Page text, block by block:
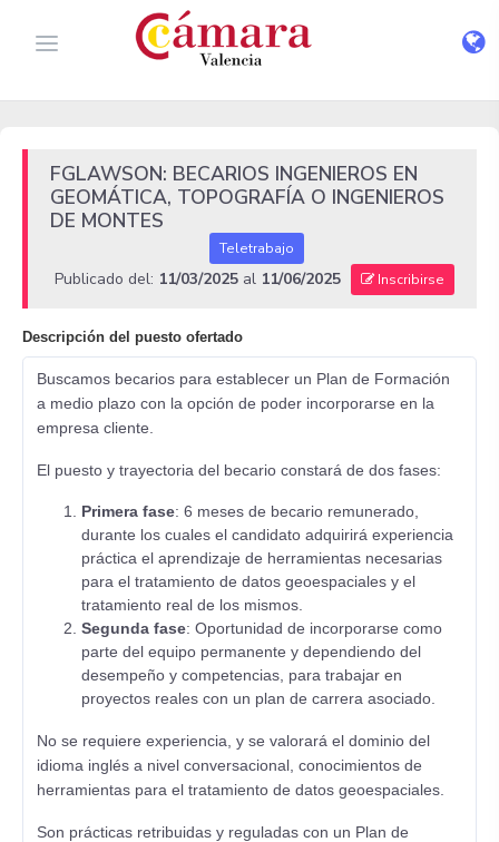
FGLAWSON: BECARIOS INGENIEROS EN
GEOMÁTICA, TOPOGRAFÍA O INGENIEROS
DE MONTES
Teletrabajo
Publicado del: 11/03/2025 al 11/06/2025 Inscribirse
Descripción del puesto ofertado
Buscamos becarios para establecer un Plan de Formación
a medio plazo con la opción de poder incorporarse en la
empresa cliente.
El puesto y trayectoria del becario constará de dos fases:
Primera fase: 6 meses de becario remunerado,
durante los cuales el candidato adquirirá experiencia
práctica el aprendizaje de herramientas necesarias
para el tratamiento de datos geoespaciales y el
tratamiento real de los mismos.
Segunda fase: Oportunidad de incorporarse como
parte del equipo permanente y dependiendo del
desempeño y competencias, para trabajar en
proyectos reales con un plan de carrera asociado.
No se requiere experiencia, y se valorará el dominio del
idioma inglés a nivel conversacional, conocimientos de
herramientas para el tratamiento de datos geoespaciales.
Son prácticas retribuidas y reguladas con un Plan de